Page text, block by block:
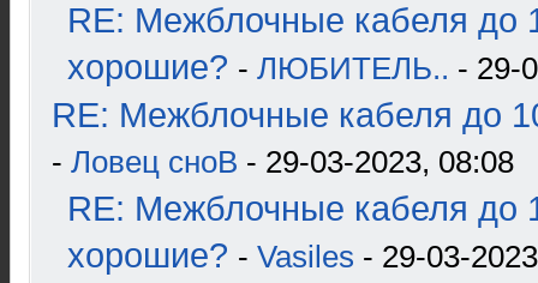
RE: Межблочные кабеля до
хорошие? - ЛЮБИТЕЛЬ.. - 29-
RE: Межблочные кабеля до
- Ловец сноВ - 29-03-2023, 08:08
RE: Межблочные кабеля до
хорошие? - Vasiles - 29-03-